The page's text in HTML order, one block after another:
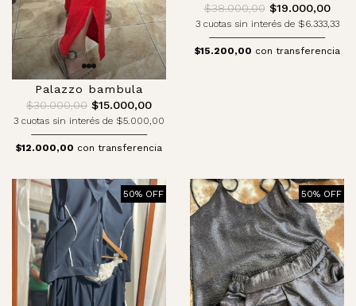
Palazzo bambula
$30.000,00 $15.000,00
3 cuotas sin interés de $5.000,00
$12.000,00 con transferencia
$38.000,00$19.000,00
3 cuotas sin interés de $6.333,33
$15.200,00 con transferencia
50% OFF 50% OFF